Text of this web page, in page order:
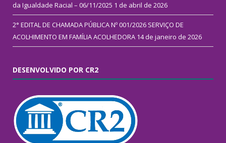
da Igualdade Racial – 06/11/2025 1 de abril de 2026
2° EDITAL DE CHAMADA PÚBLICA Nº 001/2026 SERVIÇO DE
ACOLHIMENTO EM FAMÍLIA ACOLHEDORA 14 de janeiro de 2026
DESENVOLVIDO POR CR2